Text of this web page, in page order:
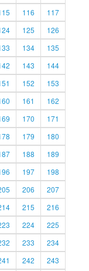
116
117
125
126
134
135
143
144
152
153
161
162
170
171
179
180
188
189
197
198
206
207
215
216
224
225
233
234
242
243